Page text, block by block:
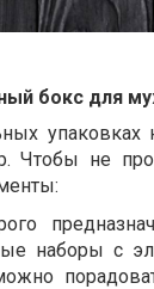
бокс для
упаковках
Чтобы не
наборы с